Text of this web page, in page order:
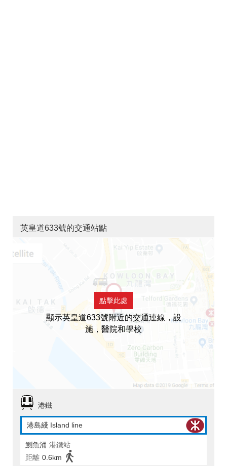
英皇道633號的交通站點
點擊此處
顯示英皇道633號附近的交通連線，設
施，醫院和學校
港鐵
港島綫 Island line
鰂魚涌 港鐵站
距離 0.6km